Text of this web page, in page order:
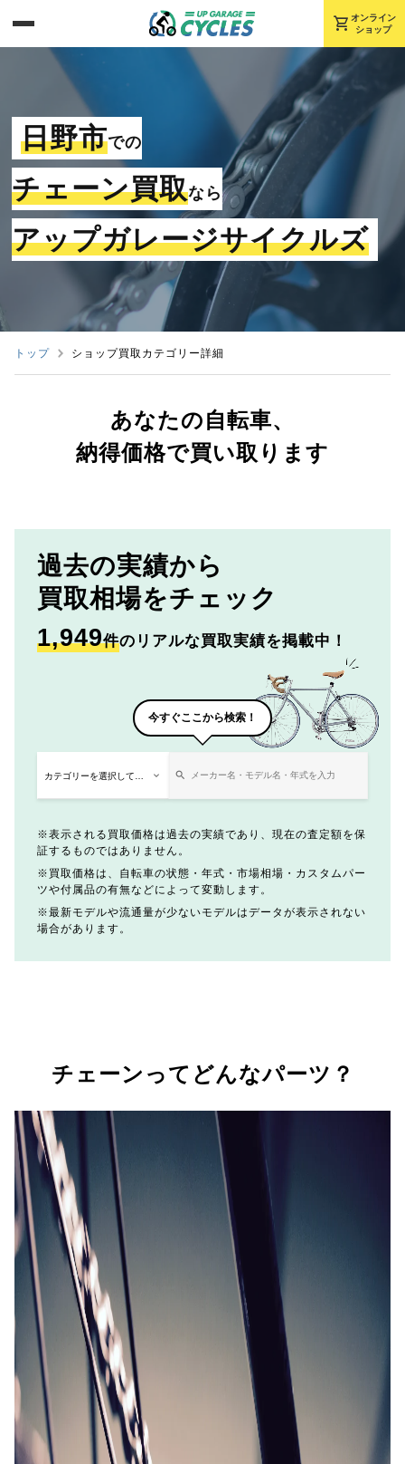
shopping_cart オンライン
ショップ
日野市での
チェーン買取なら
アップガレージサイクルズ
トップ ショップ買取カテゴリー詳細
あなたの自転車、
納得価格で買い取ります
過去の実績から
買取相場をチェック
1,949件のリアルな買取実績を掲載中！
今すぐここから検索！
表示される買取価格は過去の実績であり、現在の査定額を保
証するものではありません。
買取価格は、自転車の状態・年式・市場相場・カスタムパー
ツや付属品の有無などによって変動します。
最新モデルや流通量が少ないモデルはデータが表示されない
場合があります。
チェーンってどんなパーツ？